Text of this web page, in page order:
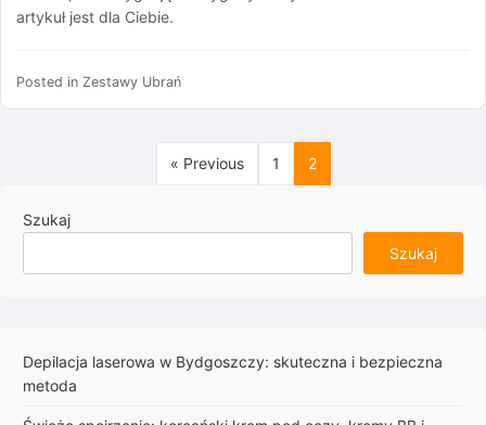
artykuł jest dla Ciebie.
Posted in Zestawy Ubrań
« Previous 1 2
Szukaj
Szukaj
Depilacja laserowa w Bydgoszczy: skuteczna i bezpieczna
metoda